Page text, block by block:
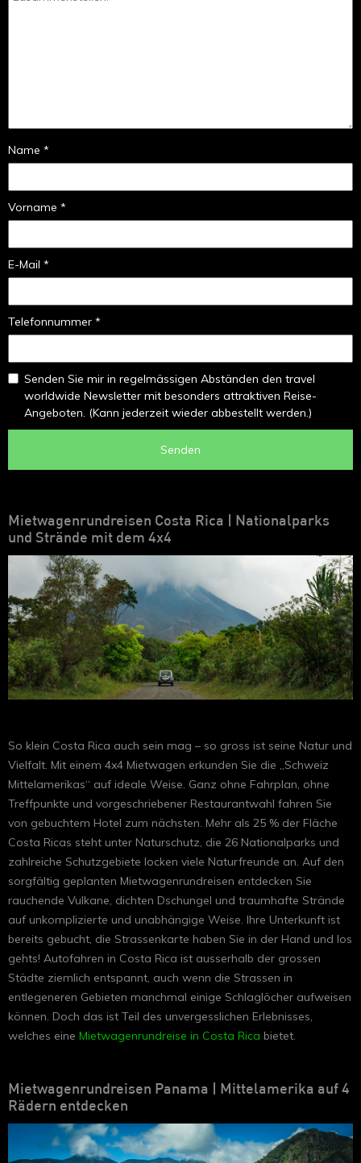
Name *
Vorname *
E-Mail *
Telefonnummer *
Senden Sie mir in regelmässigen Abständen den travel
worldwide Newsletter mit besonders attraktiven Reise-
Angeboten. (Kann jederzeit wieder abbestellt werden.)
Senden
Mietwagenrundreisen Costa Rica | Nationalparks
und Strände mit dem 4x4
So klein Costa Rica auch sein mag – so gross ist seine Natur und
Vielfalt. Mit einem 4x4 Mietwagen erkunden Sie die „Schweiz
Mittelamerikas“ auf ideale Weise. Ganz ohne Fahrplan, ohne
Treffpunkte und vorgeschriebener Restaurantwahl fahren Sie
von gebuchtem Hotel zum nächsten. Mehr als 25 % der Fläche
Costa Ricas steht unter Naturschutz, die 26 Nationalparks und
zahlreiche Schutzgebiete locken viele Naturfreunde an. Auf den
sorgfältig geplanten Mietwagenrundreisen entdecken Sie
rauchende Vulkane, dichten Dschungel und traumhafte Strände
auf unkomplizierte und unabhängige Weise. Ihre Unterkunft ist
bereits gebucht, die Strassenkarte haben Sie in der Hand und los
gehts! Autofahren in Costa Rica ist ausserhalb der grossen
Städte ziemlich entspannt, auch wenn die Strassen in
entlegeneren Gebieten manchmal einige Schlaglöcher aufweisen
können. Doch das ist Teil des unvergesslichen Erlebnisses,
welches eine Mietwagenrundreise in Costa Rica bietet.
Mietwagenrundreisen Panama | Mittelamerika auf 4
Rädern entdecken